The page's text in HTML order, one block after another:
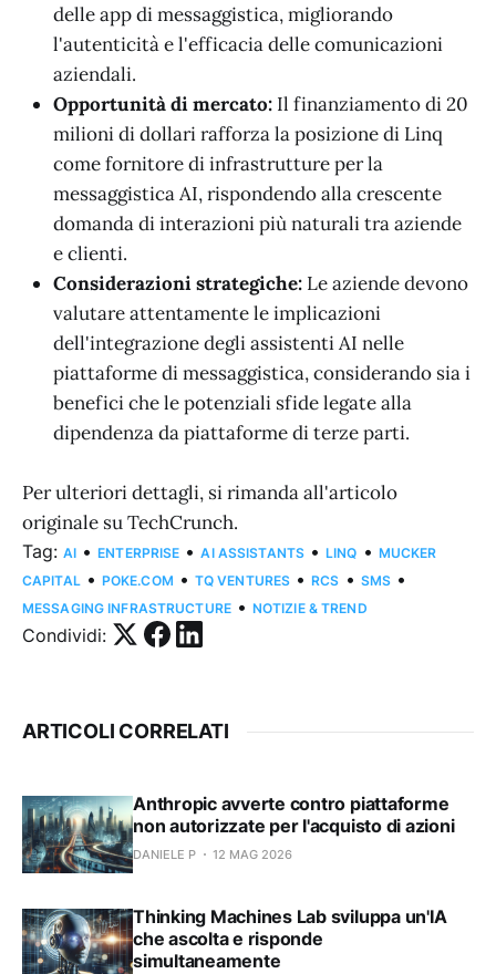
delle app di messaggistica, migliorando
l'autenticità e l'efficacia delle comunicazioni
aziendali.
Opportunità di mercato: Il finanziamento di 20
milioni di dollari rafforza la posizione di Linq
come fornitore di infrastrutture per la
messaggistica AI, rispondendo alla crescente
domanda di interazioni più naturali tra aziende
e clienti.
Considerazioni strategiche: Le aziende devono
valutare attentamente le implicazioni
dell'integrazione degli assistenti AI nelle
piattaforme di messaggistica, considerando sia i
benefici che le potenziali sfide legate alla
dipendenza da piattaforme di terze parti.
Per ulteriori dettagli, si rimanda all'articolo
originale su TechCrunch.
Tag: AI • ENTERPRISE • AI ASSISTANTS • LINQ • MUCKER
CAPITAL • POKE.COM • TQ VENTURES • RCS • SMS •
MESSAGING INFRASTRUCTURE • NOTIZIE & TREND
Condividi:
ARTICOLI CORRELATI
Anthropic avverte contro piattaforme
non autorizzate per l'acquisto di azioni
DANIELE P 12 MAG 2026
Thinking Machines Lab sviluppa un'IA
che ascolta e risponde
simultaneamente